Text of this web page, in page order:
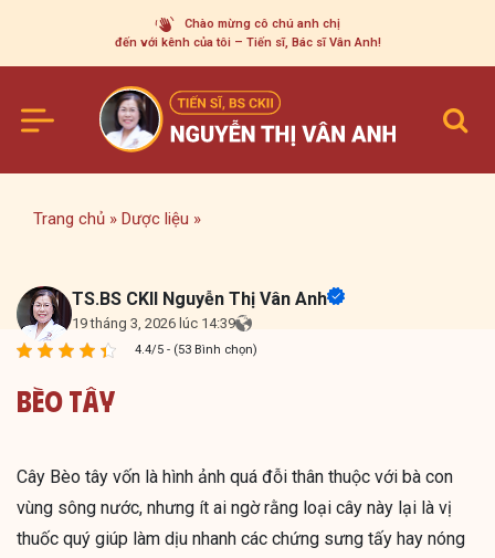
content
Chào mừng cô chú anh chị
đến với kênh của tôi – Tiến sĩ, Bác sĩ Vân Anh!
Trang chủ » Dược liệu »
TS.BS CKII Nguyễn Thị Vân Anh
19 tháng 3, 2026 lúc 14:39
4.4/5 - (53 Bình chọn)
Bèo Tây
Cây Bèo tây vốn là hình ảnh quá đỗi thân thuộc với bà con
vùng sông nước, nhưng ít ai ngờ rằng loại cây này lại là vị
thuốc quý giúp làm dịu nhanh các chứng sưng tấy hay nóng